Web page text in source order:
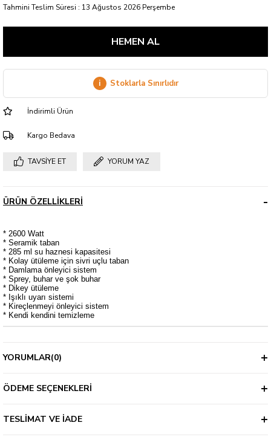
Tahmini Teslim Süresi : 13 Ağustos 2026 Perşembe
i Stoklarla Sınırlıdır
İndirimli Ürün
Kargo Bedava
TAVSIYE ET YORUM YAZ
ÜRÜN ÖZELLIKLERI
* 2600 Watt
* Seramik taban
* 285 ml su haznesi kapasitesi
* Kolay ütüleme için sivri uçlu taban
* Damlama önleyici sistem
* Sprey, buhar ve şok buhar
* Dikey ütüleme
* Işıklı uyarı sistemi
* Kireçlenmeyi önleyici sistem
* Kendi kendini temizleme
YORUMLAR(0)
ÖDEME SEÇENEKLERI
TESLIMAT VE İADE